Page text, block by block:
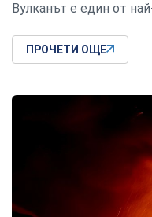
Вулканът е един от
ПРОЧЕТИ ОЩЕ